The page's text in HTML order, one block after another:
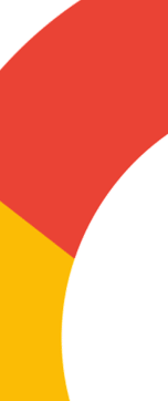
La Sole en
Cadena 3